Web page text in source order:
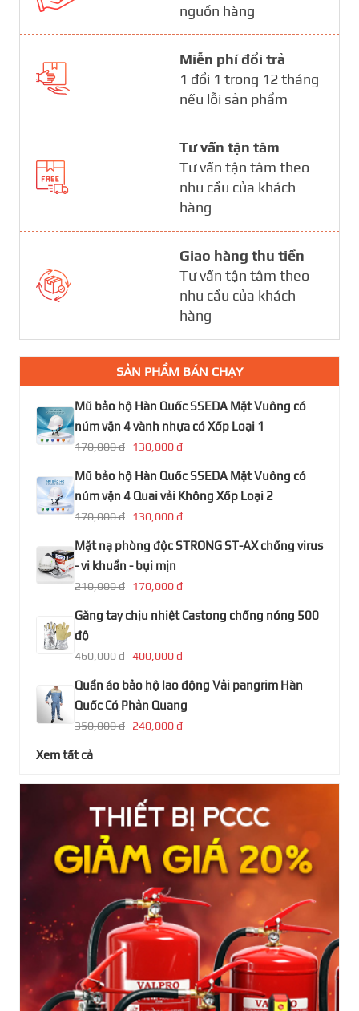
nguồn hàng
Miễn phí đổi trả
1 đổi 1 trong 12 tháng
nếu lỗi sản phẩm
Tư vấn tận tâm
Tư vấn tận tâm theo
nhu cầu của khách
hàng
Giao hàng thu tiền
Tư vấn tận tâm theo
nhu cầu của khách
hàng
SẢN PHẨM BÁN CHẠY
Mũ bảo hộ Hàn Quốc SSEDA Mặt Vuông có
núm vặn 4 vành nhựa có Xốp Loại 1
170,000 đ 130,000 đ
Mũ bảo hộ Hàn Quốc SSEDA Mặt Vuông có
núm vặn 4 Quai vải Không Xốp Loại 2
170,000 đ 130,000 đ
Mặt nạ phòng độc STRONG ST-AX chống virus
- vi khuẩn - bụi mịn
210,000 đ 170,000 đ
Găng tay chịu nhiệt Castong chống nóng 500
độ
460,000 đ 400,000 đ
Quần áo bảo hộ lao động Vải pangrim Hàn
Quốc Có Phản Quang
350,000 đ 240,000 đ
Xem tất cả